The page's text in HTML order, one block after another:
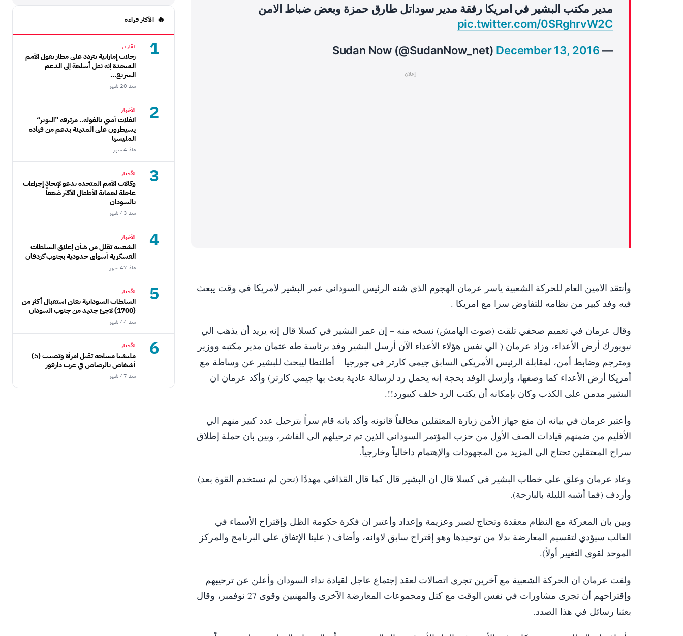
مدير مكتب البشير في امريكا رفقة مدير سوداتل طارق حمزة وبعض ضباط الامن
pic.twitter.com/0SRghrvW2C
— Sudan Now (@SudanNow_net)
December 13, 2016
إعلان
وأنتقد الامين العام للحركة الشعبية ياسر عرمان الهجوم الذي شنه الرئيس السوداني عمر البشير لامريكا في وقت يبعث
فيه وفد كبير من نظامه للتفاوض سرا مع امريكا .
وقال عرمان في تعميم صحفي تلقت (صوت الهامش) نسخه منه – إن عمر البشير في كسلا قال إنه يريد أن يذهب الي
نيويورك أرض الأعداء، وزاد عرمان ( الي نفس هؤلاء الأعداء الآن أرسل البشير وفد برئاسة طه عثمان مدير مكتبه ووزير
ومترجم وضابط أمن، لمقابلة الرئيس الأمريكي السابق جيمي كارتر في جورجيا – أطلنطا ليبحث للبشير عن وساطة مع
أمريكا أرض الأعداء كما وصفها، وأرسل الوفد بحجة إنه يحمل رد لرسالة عادية بعث بها جيمي كارتر) وأكد عرمان ان
البشير مدمن على الكذب وكان بإمكانه أن يكتب الرد خلف كيبورد!!.
وأعتبر عرمان في بيانه ان منع جهاز الأمن زيارة المعتقلين مخالفاً قانونه وأكد بانه قام سراً بترحيل عدد كبير منهم الي
الأقليم من ضمنهم قيادات الصف الأول من حزب المؤتمر السوداني الذين تم ترحيلهم الي الفاشر، وبين بان حملة إطلاق
سراح المعتقلين تحتاج الي المزيد من المجهودات والإهتمام داخالياً وخارجياً.
وعاد عرمان وعلق علي خطاب البشير في كسلا قال ان البشير قال كما قال القذافي مهددًا (نحن لم نستخدم القوة بعد)
وأردف (فما أشبه الليلة بالبارحة).
وبين بان المعركة مع النظام معقدة وتحتاج لصبر وعزيمة وإعداد وأعتبر ان فكرة حكومة الظل وإقتراح الأسماء في
الغالب سيؤدي لتقسيم المعارضة بدلا من توحيدها وهو إقتراح سابق لاوانه، وأضاف ( علينا الإتفاق على البرنامج والمركز
الموحد لقوى التغيير أولاً).
ولفت عرمان ان الحركة الشعبية مع آخرين تجري اتصالات لعقد إجتماع عاجل لقيادة نداء السودان وأعلن عن ترحيبهم
وإقتراحهم أن تجرى مشاورات في نفس الوقت مع كتل ومجموعات المعارضة الآخرى والمهنيين وقوى 27 نوفمبر، وقال
بعثنا رسائل في هذا الصدد.
الأكثر قراءة
1 تقارير
رحلات إماراتية تتردد على مطار تقول الأمم
المتحدة إنه نقل أسلحة إلى الدعم
السريع...
منذ 20 شهر
2 الأخبار
انفلات أمني بالفولة.. مرتزقة ”النوير“
يسيطرون على المدينة بدعم من قيادة
المليشيا
منذ 4 شهر
3 الأخبار
وكالات الأمم المتحدة تدعو لإتخاذ إجراءات
عاجلة لحماية الأطفال الأكثر ضعفاً
بالسودان
منذ 43 شهر
4 الأخبار
الشعبية تقلل من شأن إغلاق السلطات
العسكرية أسواق حدودية بجنوب كردفان
منذ 47 شهر
5 الأخبار
السلطات السودانية تعلن استقبال أكثر من
(1700) لاجئ جديد من جنوب السودان
منذ 44 شهر
6 الأخبار
مليشيا مسلحة تقتل امرأة وتصيب (5)
أشخاص بالرصاص في غرب دارفور
منذ 47 شهر